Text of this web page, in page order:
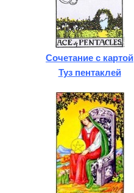
Сочетание с картой
Туз пентаклей